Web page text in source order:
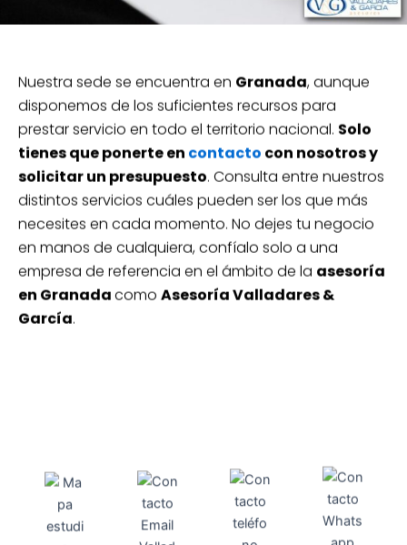
Nuestra sede se encuentra en Granada, aunque
disponemos de los suficientes recursos para
prestar servicio en todo el territorio nacional. Solo
tienes que ponerte en contacto con nosotros y
solicitar un presupuesto. Consulta entre nuestros
distintos servicios cuáles pueden ser los que más
necesites en cada momento. No dejes tu negocio
en manos de cualquiera, confíalo solo a una
empresa de referencia en el ámbito de la asesoría
en Granadacomo Asesoría Valladares &
García.